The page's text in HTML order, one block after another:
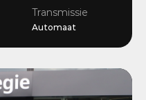
Transmissie
Automaat